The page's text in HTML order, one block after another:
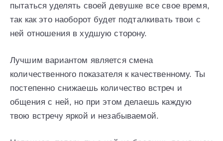
пытаться уделять своей девушке все свое время,
так как это наоборот будет подталкивать твои с
ней отношения в худшую сторону.
Лучшим вариантом является смена
количественного показателя к качественному. Ты
постепенно снижаешь количество встреч и
общения с ней, но при этом делаешь каждую
твою встречу яркой и незабываемой.